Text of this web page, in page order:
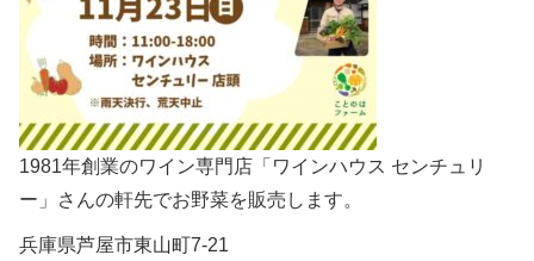
1981年創業のワイン専門店「ワインハウス センチュリ
ー」さんの軒先でお野菜を販売します。
兵庫県芦屋市東山町7-21